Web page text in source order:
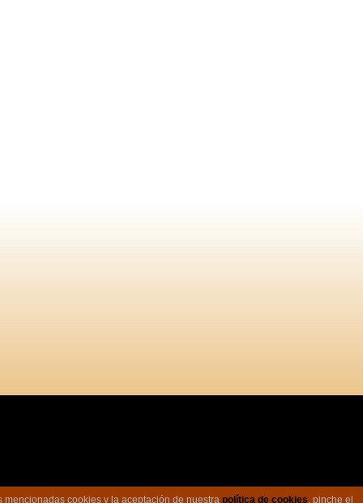
cookies y la aceptación de nuestra política de cookies, pinche el